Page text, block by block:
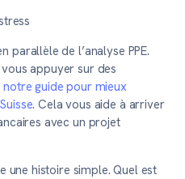
parallèle de l’analyse PPE.
appuyer sur des
notre guide pour mieux
. Cela vous aide à arriver
avec un projet
une histoire simple. Quel est